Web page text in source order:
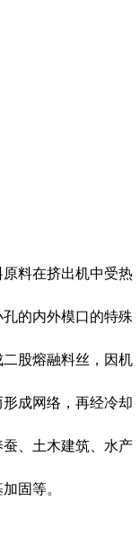
料在挤出机中受热
的内外模口的特殊
股熔融料丝，因机
成网络，再经冷却
、土木建筑、水产
固等。